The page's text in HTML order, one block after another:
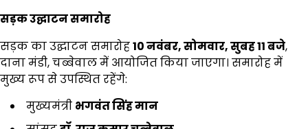
सड़क उद्घाटन समारोह
सड़क का उद्घाटन समारोह10नवंबर,सोमवार,सुबह11बजे,
दाना मंडी, चब्बेवाल में आयोजित किया जाएगा। समारोह में
मुख्य रूप से उपस्थित रहेंगे:
मुख्यमंत्री भगवंत सिंह मान